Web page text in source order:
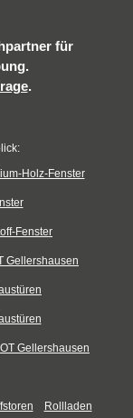
für
.
Holz-Fenster
Fenster
Gellershausen
Gellershausen
Rollladen